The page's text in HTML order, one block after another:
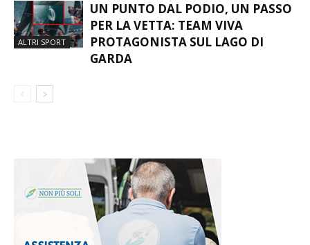
ALTRI SPORT
UN PUNTO DAL PODIO, UN PASSO
PER LA VETTA: TEAM VIVA
PROTAGONISTA SUL LAGO DI
GARDA